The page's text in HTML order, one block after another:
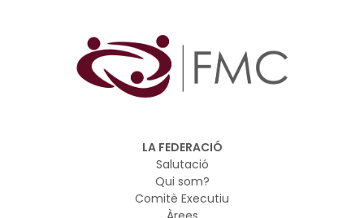
LA FEDERACIÓ
Salutació
Qui som?
Comitè Executiu